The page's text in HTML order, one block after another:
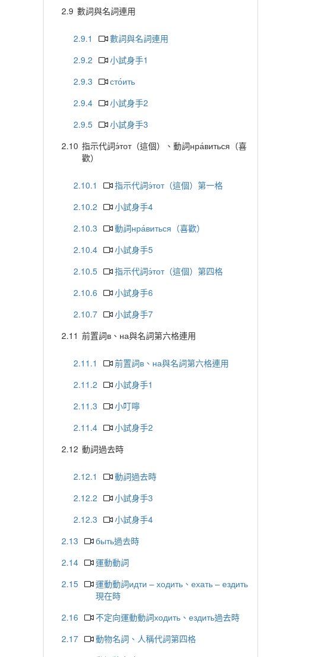
2.9 數詞與名詞連用
2.9.1
數詞與名詞連用
2.9.2
小試身手1
2.9.3
сто́ить
2.9.4
小試身手2
2.9.5
小試身手3
2.10 指示代詞э́тот（這個）、動詞нра́виться（喜
歡）
2.10.1
指示代詞э́тот（這個）第一格
2.10.2
小試身手4
2.10.3
動詞нра́виться（喜歡）
2.10.4
小試身手5
2.10.5
指示代詞э́тот（這個）第四格
2.10.6
小試身手6
2.10.7
小試身手7
2.11 前置詞в、на與名詞第六格連用
2.11.1
前置詞в、на與名詞第六格連用
2.11.2
小試身手1
2.11.3
小叮嚀
2.11.4
小試身手2
2.12 動詞過去時
2.12.1
動詞過去時
2.12.2
小試身手3
2.12.3
小試身手4
2.13
быть過去時
2.14
運動動詞
2.15
運動動詞идти – ходить、ехать – ездить
現在時
2.16
不定向運動動詞ходить、ездить過去時
2.17
動物名詞、人稱代詞第四格